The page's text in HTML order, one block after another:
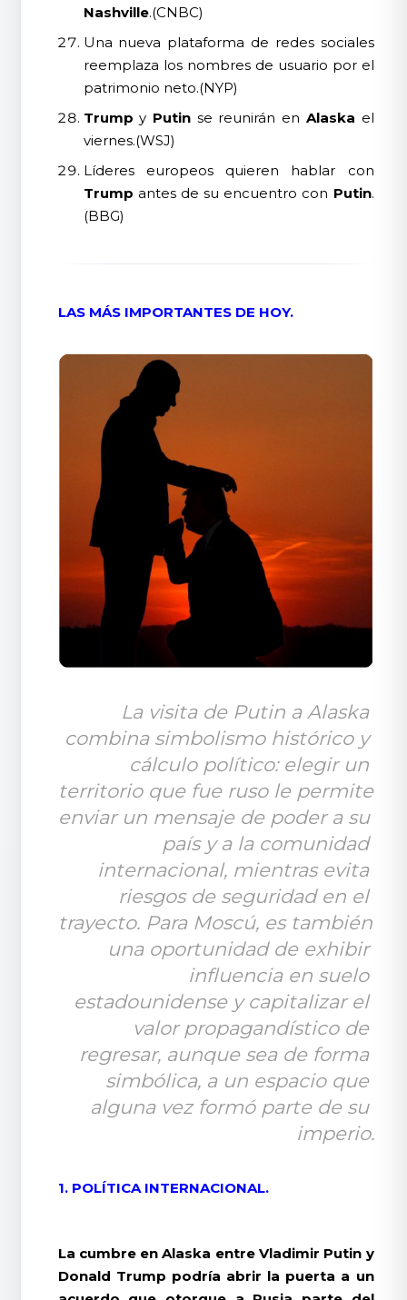
Nashville.(CNBC)
Una nueva plataforma de redes sociales
reemplaza los nombres de usuario por el
patrimonio neto.(NYP)
Trump y Putinse reunirán en Alaska el
viernes.(WSJ)
Líderes europeos quieren hablar con
Trump antes de su encuentro con Putin.
(BBG)
LAS MÁS IMPORTANTES DE HOY.
La visita de Putin a Alaska
combina simbolismo histórico y
cálculo político: elegir un
territorio que fue ruso le permite
enviar un mensaje de poder a su
país y a la comunidad
internacional, mientras evita
riesgos de seguridad en el
trayecto. Para Moscú, es también
una oportunidad de exhibir
influencia en suelo
estadounidense y capitalizar el
valor propagandístico de
regresar, aunque sea de forma
simbólica, a un espacio que
alguna vez formó parte de su
imperio.
1. POLÍTICA INTERNACIONAL.
La cumbre en Alaska entre Vladimir Putin y
Donald Trump podría abrir la puerta a un